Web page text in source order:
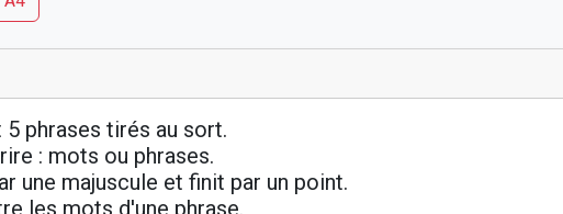
phrases tirés au sort.
: mots ou phrases.
une majuscule et finit par un point.